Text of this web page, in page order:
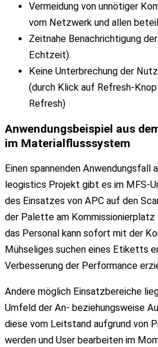
Vermeidung von unnötiger
vom Netzwerk und allen
Zeitnahe Benachrichtigung
Echtzeit)
Keine Unterbrechung der
(durch Klick auf Refresh-
Refresh)
Anwendungsbeispiel aus
im Materialflusssystem
Einen spannenden Anwendungsfall
leogistics Projekt gibt es im MFS-
des Einsatzes von APC auf den
der Palette am
das Personal kann sofort mit der
Mühseliges suchen eines Etiketts
Verbesserung der Performance
Andere möglich Einsatzbereiche
Umfeld der An- beziehungsweise
diese vom Leitstand aufgrund von
werden und User bearbeiten im